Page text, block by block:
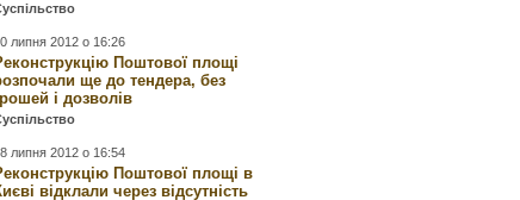
липня 2012 о 16:26
Поштової площі
ще до тендера, без
і дозволів
липня 2012 о 16:54
Поштової площі в
відклали через відсутність